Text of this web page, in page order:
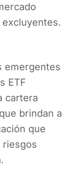
emergentes
ETF
cartera
brindan a
que
riesgos